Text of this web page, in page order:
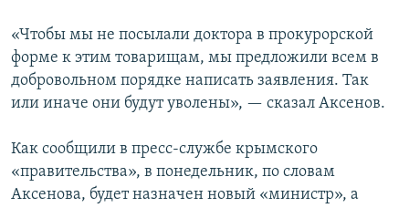
«Чтобы мы не посылали доктора в прокурорской
форме к этим товарищам, мы предложили всем в
добровольном порядке написать заявления. Так
или иначе они будут уволены», — сказал Аксенов.
Как сообщили в пресс-службе крымского
«правительства», в понедельник, по словам
Аксенова, будет назначен новый «министр», а